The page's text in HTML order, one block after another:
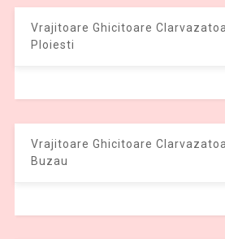
Vrajitoare Ghicitoare
Ploiesti
Vrajitoare Ghicitoare
Buzau